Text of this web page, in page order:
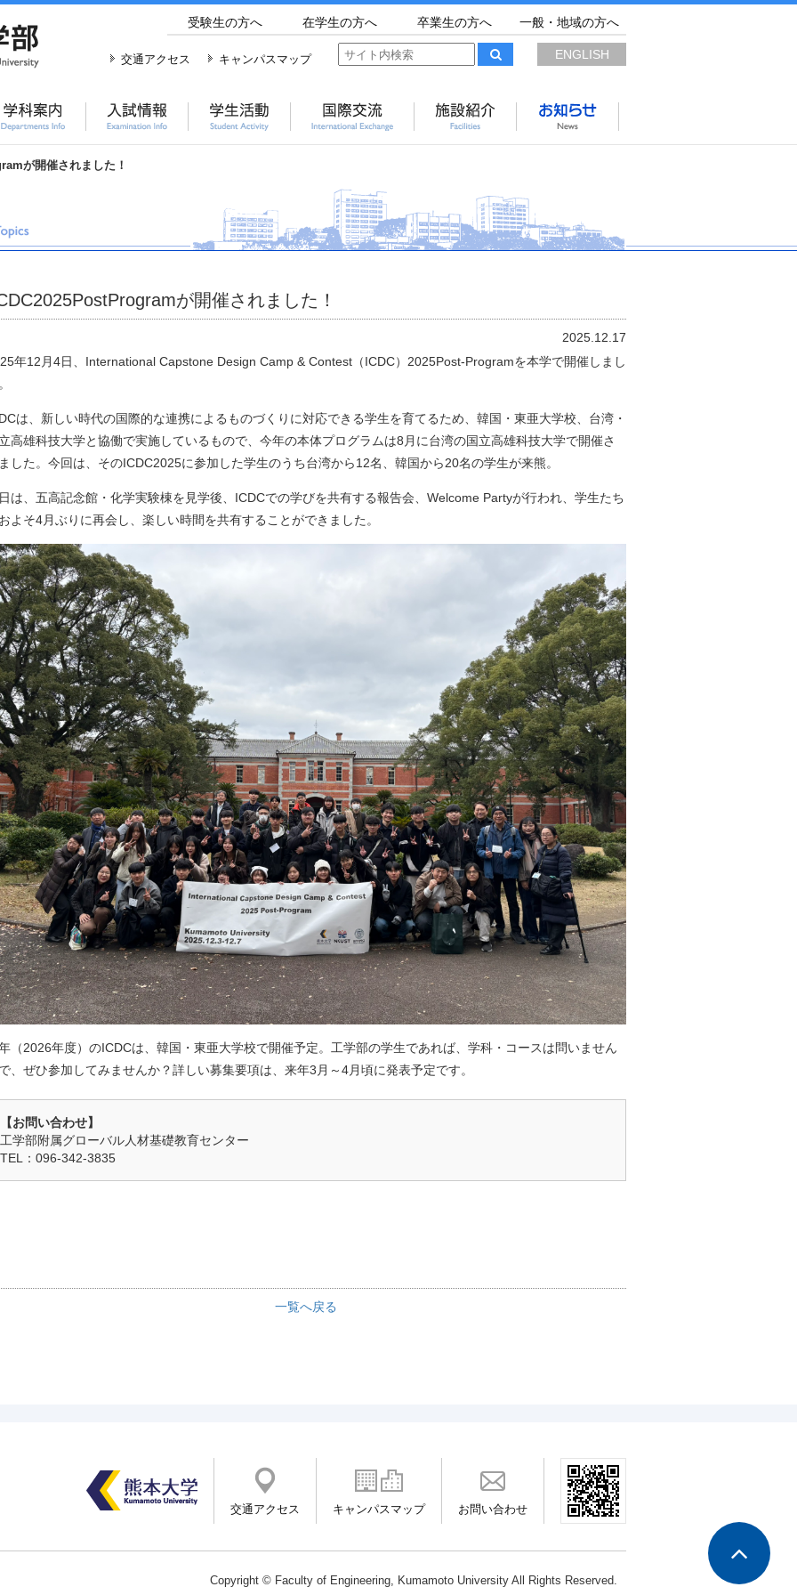
受験生の方へ 在学生の方へ 卒業生の方へ 一般・地域の方へ
交通アクセス キャンパスマップ ENGLISH
が開催されました！
が開催されました！
2025.12.17
年12月4日、International Capstone Design Camp & Contest（ICDC）2025Post-Programを本学で開催しまし
は、新しい時代の国際的な連携によるものづくりに対応できる学生を育てるため、韓国・東亜大学校、台湾・
高雄科技大学と協働で実施しているもので、今年の本体プログラムは8月に台湾の国立高雄科技大学で開催さ
した。今回は、そのICDC2025に参加した学生のうち台湾から12名、韓国から20名の学生が来熊。
は、五高記念館・化学実験棟を見学後、ICDCでの学びを共有する報告会、Welcome Partyが行われ、学生たち
よそ4月ぶりに再会し、楽しい時間を共有することができました。
（2026年度）のICDCは、韓国・東亜大学校で開催予定。工学部の学生であれば、学科・コースは問いません
、ぜひ参加してみませんか？詳しい募集要項は、来年3月～4月頃に発表予定です。
【お問い合わせ】
工学部附属グローバル人材基礎教育センター
TEL：096-342-3835
一覧へ戻る
交通アクセス キャンパスマップ お問い合わせ
Copyright © Faculty of Engineering, Kumamoto University All Rights Reserved.